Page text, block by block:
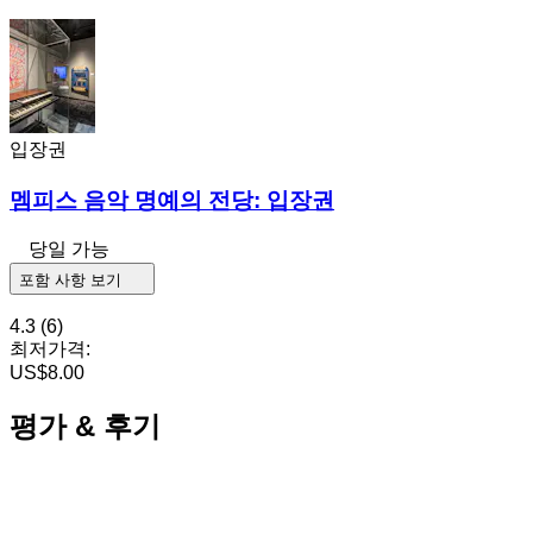
입장권
멤피스 음악 명예의 전당: 입장권
당일 가능
포함 사항 보기
4.3 (6)
최저가격:
US$8.00
평가 & 후기